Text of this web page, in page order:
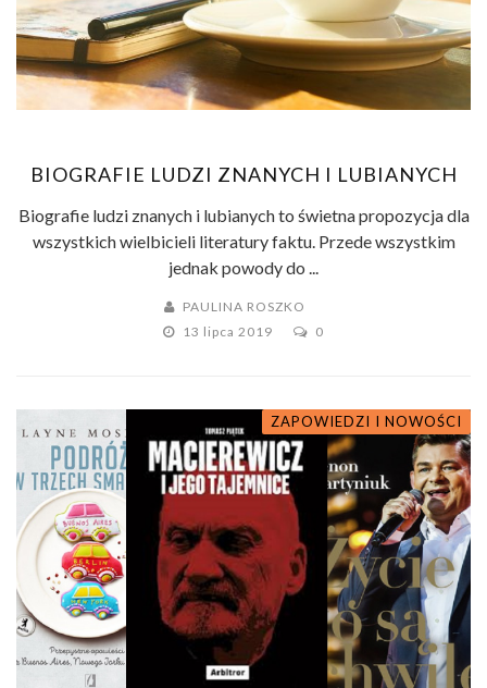
BIOGRAFIE LUDZI ZNANYCH I LUBIANYCH
Biografie ludzi znanych i lubianych to świetna propozycja dla
wszystkich wielbicieli literatury faktu. Przede wszystkim
jednak powody do ...
PAULINA ROSZKO
13 lipca 2019
0
ZAPOWIEDZI I NOWOŚCI